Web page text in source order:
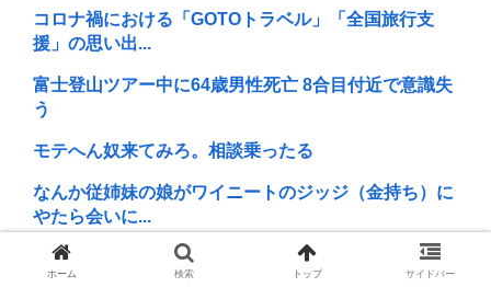
コロナ禍における「GOTOトラベル」「全国旅行支
援」の思い出...
富士登山ツアー中に64歳男性死亡 8合目付近で意識失
う
モテへん奴来てみろ。相談乗ったる
なんか従姉妹の娘がワイニートのジッジ（金持ち）に
やたら会いに...
中国が未だに見下される理由って結局民度よな
ホーム 検索 トップ サイドバー